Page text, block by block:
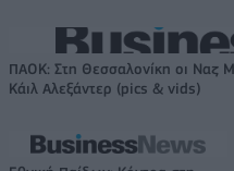
ΠΑΟΚ: Στη Θεσσαλονίκη οι Ναζ
Κάιλ Αλεξάντερ (pics & vids)